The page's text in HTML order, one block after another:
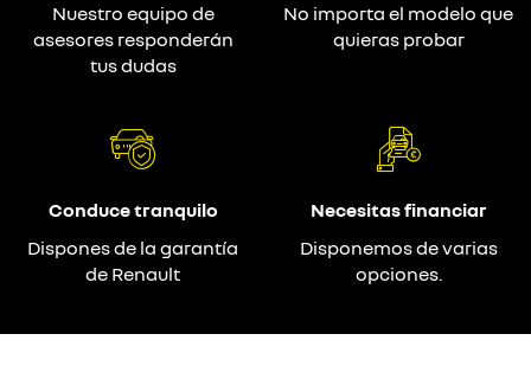
Nuestro equipo de
asesores responderán
tus dudas
No importa el modelo que
quieras probar
Conduce tranquilo
Dispones de la garantía
de Renault
Necesitas financiar
Disponemos de varias
opciones.